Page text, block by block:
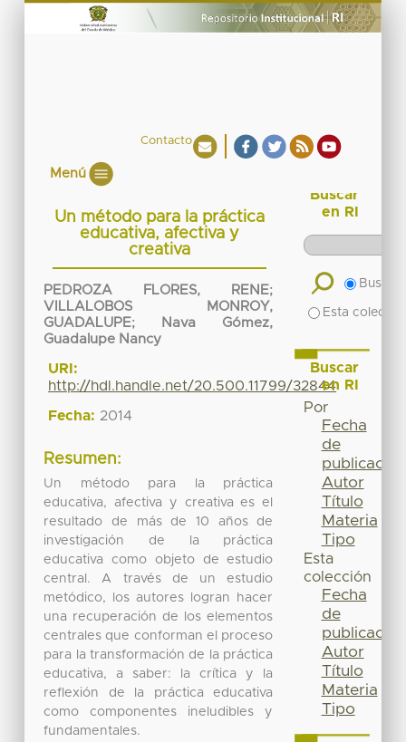
Contacto
Menú
Un método para la práctica
educativa, afectiva y
creativa
PEDROZA FLORES, RENE;
VILLALOBOS MONROY,
GUADALUPE;
Nava Gómez,
Guadalupe Nancy
URI:
http://hdl.handle.net/20.500.11799/32844
Fecha: 2014
Resumen:
Un método para la práctica
educativa, afectiva y creativa es el
resultado de más de 10 años de
investigación de la práctica
educativa como objeto de estudio
central. A través de un estudio
metódico, los autores logran hacer
una recuperación de los elementos
centrales que conforman el proceso
para la transformación de la práctica
educativa, a saber: la crítica y la
reflexión de la práctica educativa
como componentes ineludibles y
fundamentales.
Buscar
en RI
Buscar
Esta
Buscar
en RI
Por
Fecha
de
publicación
Autor
Título
Materia
Tipo
Esta
colección
Fecha
de
publicación
Autor
Título
Materia
Tipo